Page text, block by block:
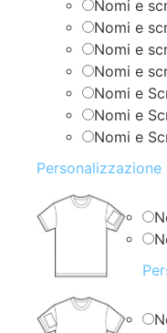
Nomi e
Nomi e
Nomi e
Nomi e
Nomi e
Nomi e
Nomi e